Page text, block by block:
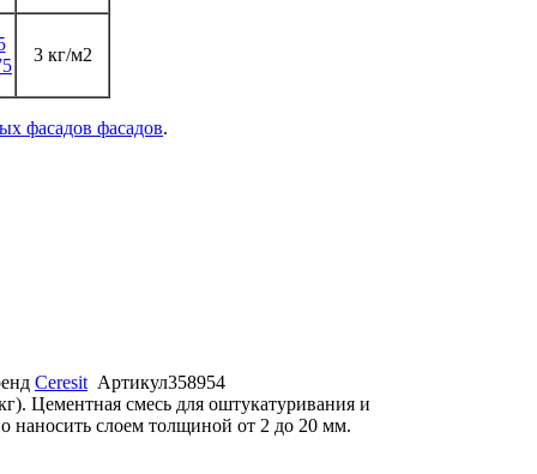
3 кг/м2
фасадов фасадов.
Ceresit Артикул358954
Цементная смесь для оштукатуривания и
наносить слоем толщиной от 2 до 20 мм.